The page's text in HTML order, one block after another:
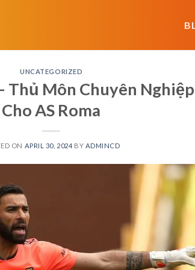
UNCATEGORIZED
Thủ Môn Chuyên
Cho AS Roma
ON APRIL 30, 2024 BY ADMINCD